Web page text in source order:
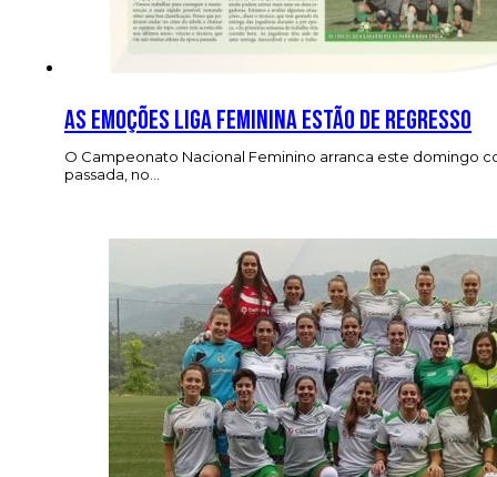
As emoções Liga Feminina estão de regresso
O Campeonato Nacional Feminino arranca este domingo
passada, no…